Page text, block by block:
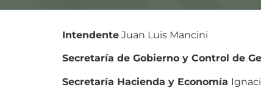
Intendente Juan Luis Mancini
Secretaría de Gobierno y Control de
Secretaría Hacienda y Economía